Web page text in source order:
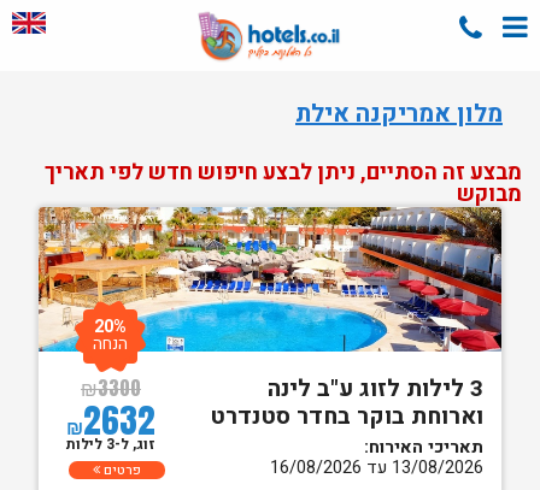
מלון אמריקנה אילת
מבצע זה הסתיים, ניתן לבצע חיפוש חדש לפי תאריך
מבוקש
3 לילות לזוג ע"ב לינה
וארוחת בוקר בחדר סטנדרט
תאריכי האירוח:
13/08/2026 עד 16/08/2026
₪3300
₪2632
20%
הנחה
זוג, ל-3 לילות
פרטים